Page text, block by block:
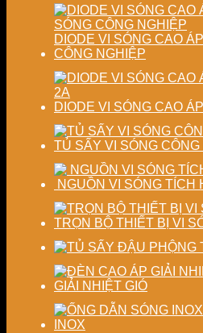
nghiệp
DIODE VI SÓNG CAO
CÔNG NGHIỆP
DIODE VI SÓNG CAO
TỦ SẤY VI SÓNG
NGUỒN VI SÓNG
TRỌN BỘ THIẾT BỊ VI
GIẢI NHIỆT GIÓ
INOX